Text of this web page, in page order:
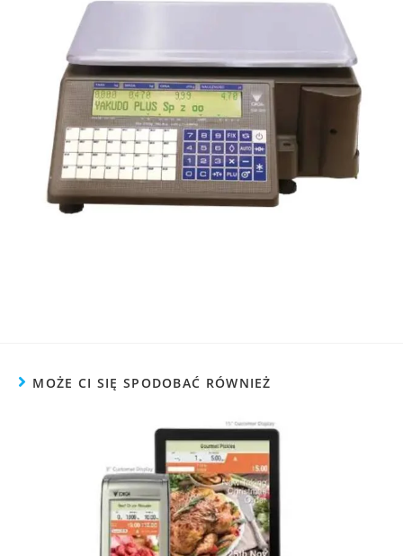
MOŻE CI SIĘ SPODOBAĆ RÓWNIEŻ